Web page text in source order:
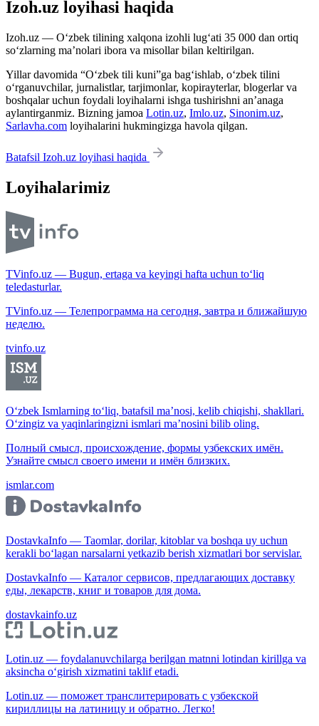
Izoh.uz loyihasi haqida
Izoh.uz — O‘zbek tilining xalqona izohli lug‘ati 35 000 dan ortiq
so‘zlarning ma’nolari ibora va misollar bilan keltirilgan.
Yillar davomida “O‘zbek tili kuni”ga bag‘ishlab, o‘zbek tilini
o‘rganuvchilar, jurnalistlar, tarjimonlar, kopirayterlar, blogerlar va
boshqalar uchun foydali loyihalarni ishga tushirishni an’anaga
aylantirganmiz. Bizning jamoa Lotin.uz, Imlo.uz, Sinonim.uz,
Sarlavha.com loyihalarini hukmingizga havola qilgan.
Batafsil Izoh.uz loyihasi haqida
Loyihalarimiz
TVinfo.uz — Bugun, ertaga va keyingi hafta uchun to‘liq
teledasturlar.
TVinfo.uz — Телепрограмма на сегодня, завтра и ближайшую
неделю.
tvinfo.uz
O‘zbek Ismlarning to‘liq, batafsil ma’nosi, kelib chiqishi, shakllari.
O‘zingiz va yaqinlaringizni ismlari ma’nosini bilib oling.
Полный смысл, происхождение, формы узбекских имён.
Узнайте смысл своего имени и имён близких.
ismlar.com
DostavkaInfo — Taomlar, dorilar, kitoblar va boshqa uy uchun
kerakli bo‘lagan narsalarni yetkazib berish xizmatlari bor servislar.
DostavkaInfo — Каталог сервисов, предлагающих доставку
еды, лекарств, книг и товаров для дома.
dostavkainfo.uz
Lotin.uz — foydalanuvchilarga berilgan matnni lotindan kirillga va
aksincha o‘girish xizmatini taklif etadi.
Lotin.uz — поможет транслитерировать с узбекской
кириллицы на латиницу и обратно. Легко!